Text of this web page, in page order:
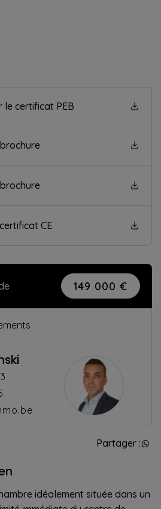
le certificat PEB
CE
149 000 €
Partager :
idéalement située dans un